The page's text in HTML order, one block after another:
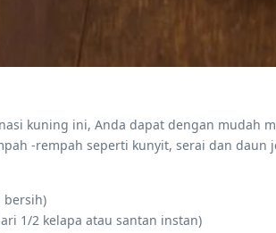
kuning ini, Anda dapat dengan mudah
-rempah seperti kunyit, serai dan
bersih)
1/2 kelapa atau santan instan)